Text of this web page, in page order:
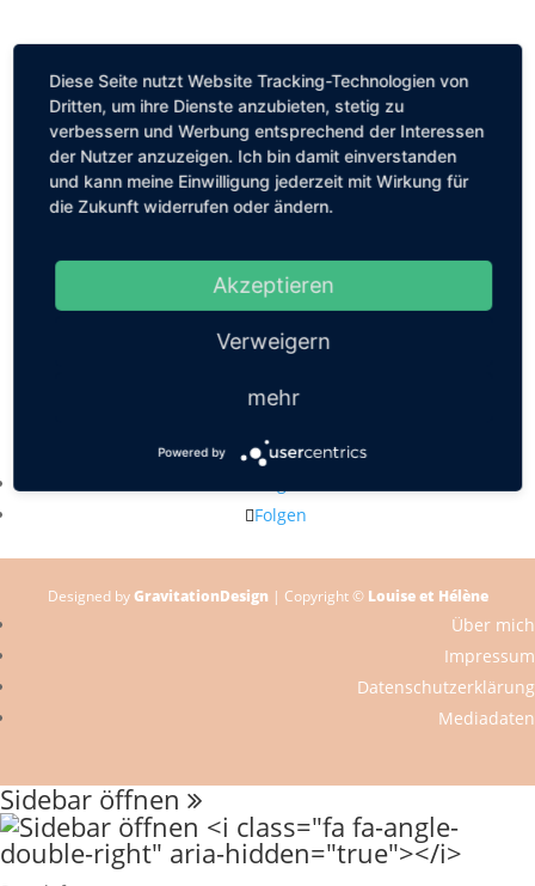
mail@louiseethelene.de
Folgen
Designed byGravitationDesign | Copyright © Louise et Hélène
Über mich
Impressum
Datenschutzerklärung
Mediadaten
Sidebar öffnen
Diese Seite nutzt Website Tracking-Technologien von
Dritten, um ihre Dienste anzubieten, stetig zu
verbessern und Werbung entsprechend der Interessen
der Nutzer anzuzeigen. Ich bin damit einverstanden
und kann meine Einwilligung jederzeit mit Wirkung für
die Zukunft widerrufen oder ändern.
Akzeptieren
Verweigern
mehr
Powered by